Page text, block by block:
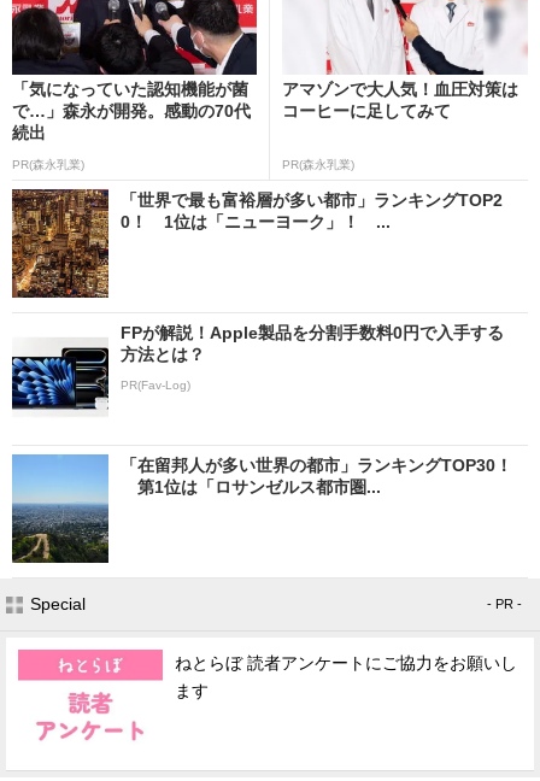
「気になっていた認知機能が菌
で…」森永が開発。感動の70代
続出
PR(森永乳業)
アマゾンで大人気！血圧対策は
コーヒーに足してみて
PR(森永乳業)
「世界で最も富裕層が多い都市」ランキングTOP2
0！ 1位は「ニューヨーク」！ ...
FPが解説！Apple製品を分割手数料0円で入手する
方法とは？
PR(Fav-Log)
「在留邦人が多い世界の都市」ランキングTOP30！
第1位は「ロサンゼルス都市圏...
Special - PR -
ねとらぼ 読者アンケートにご協力をお願いし
ます